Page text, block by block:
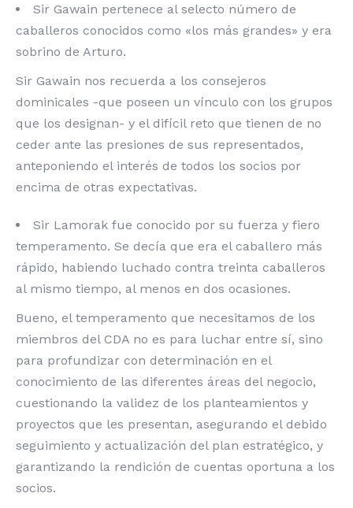
Sir Gawain pertenece al selecto número de
caballeros conocidos como «los más grandes» y era
sobrino de Arturo.
Sir Gawain nos recuerda a los consejeros
dominicales -que poseen un vínculo con los grupos
que los designan- y el difícil reto que tienen de no
ceder ante las presiones de sus representados,
anteponiendo el interés de todos los socios por
encima de otras expectativas.
Sir Lamorak fue conocido por su fuerza y fiero
temperamento. Se decía que era el caballero más
rápido, habiendo luchado contra treinta caballeros
al mismo tiempo, al menos en dos ocasiones.
Bueno, el temperamento que necesitamos de los
miembros del CDA no es para luchar entre sí, sino
para profundizar con determinación en el
conocimiento de las diferentes áreas del negocio,
cuestionando la validez de los planteamientos y
proyectos que les presentan, asegurando el debido
seguimiento y actualización del plan estratégico, y
garantizando la rendición de cuentas oportuna a los
socios.